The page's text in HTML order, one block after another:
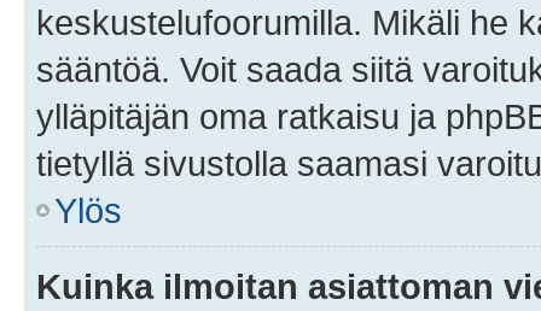
keskustelufoorumilla. Mikäli he
sääntöä. Voit saada siitä
ylläpitäjän oma ratkaisu ja
tietyllä sivustolla saamasi
Ylös
Kuinka ilmoitan asiattoman